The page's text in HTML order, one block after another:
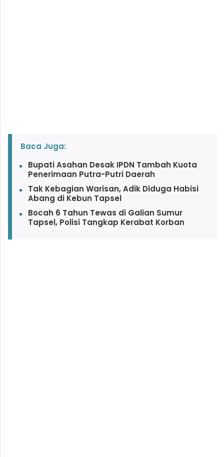
Baca Juga:
Bupati Asahan Desak IPDN Tambah Kuota
Penerimaan Putra-Putri Daerah
Tak Kebagian Warisan, Adik Diduga Habisi
Abang di Kebun Tapsel
Bocah 6 Tahun Tewas di Galian Sumur
Tapsel, Polisi Tangkap Kerabat Korban